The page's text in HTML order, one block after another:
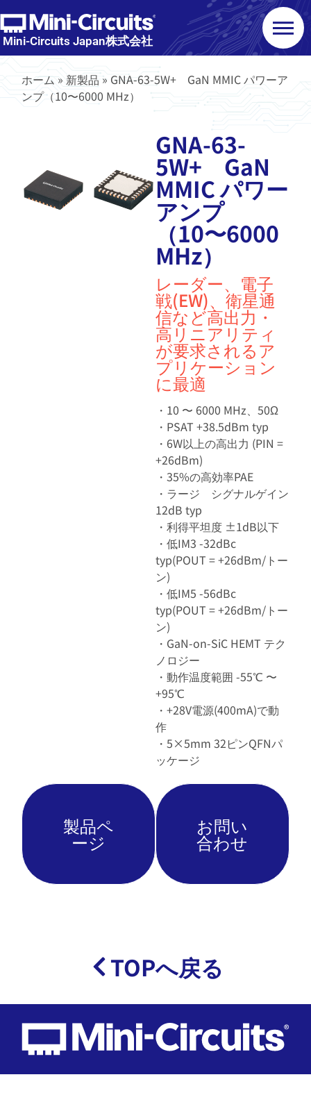
Mini-Circuits Japan株式会社
ホーム » 新製品» GNA-63-5W+ GaN MMIC パワーア
ンプ（10〜6000 MHz）
GNA-63-
5W+ GaN
MMIC パワー
アンプ
（10〜6000
MHz）
レーダー、電子
戦(EW)、衛星通
信など高出力・
高リニアリティ
が要求されるア
プリケーション
に最適
・10 〜 6000 MHz、50Ω
・PSAT +38.5dBm typ
・6W以上の高出力 (PIN =
+26dBm)
・35%の高効率PAE
・ラージ シグナルゲイン
12dB typ
・利得平坦度 ±1dB以下
・低IM3 -32dBc
typ(POUT = +26dBm/トー
ン)
・低IM5 -56dBc
typ(POUT = +26dBm/トー
ン)
・GaN-on-SiC HEMT テク
ノロジー
・動作温度範囲 -55℃ 〜
+95℃
・+28V電源(400mA)で動
作
・5×5mm 32ピンQFNパ
ッケージ
製品ペ
ージ
お問い
合わせ
TOPへ戻る